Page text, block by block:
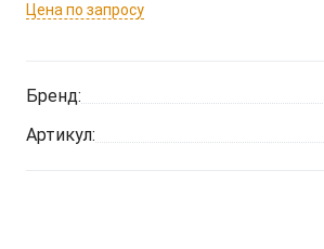
Цена по запросу
Бренд:
Артикул: